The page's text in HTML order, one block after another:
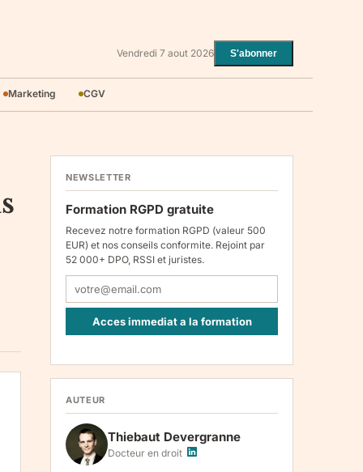
Vendredi 7 aout 2026 S'abonner
Marketing CGV
NEWSLETTER
Formation RGPD gratuite
Recevez notre formation RGPD (valeur 500
EUR) et nos conseils conformite. Rejoint par
52 000+ DPO, RSSI et juristes.
Acces immediat a la formation
1107, Vilnius, LT-05120, Lituanie. Finalite :
inscription a la newsletter et reception de nos
(art. 6.1.a RGPD). Destinataires : le
responsable du traitement, AWS
(hebergement), Amazon SES (envoi des
emails). Conservation : jusqu'a desinscription.
Droits : acces, rectification, effacement,
AUTEUR
Thiebaut Devergranne
Docteur en droit